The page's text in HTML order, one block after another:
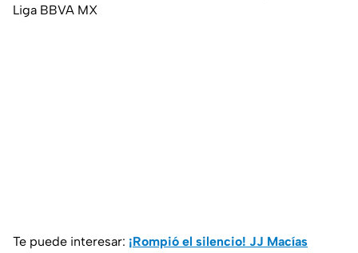
Liga BBVA MX
Te puede interesar: ¡Rompió el silencio! JJ Macías